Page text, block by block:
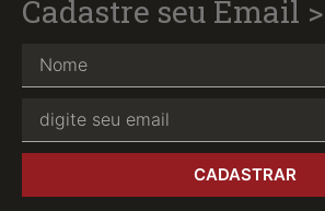
Cadastre seu Email >
CADASTRAR